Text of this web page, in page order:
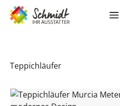
springen
Teppichläufer
Bildergalerie überspringen